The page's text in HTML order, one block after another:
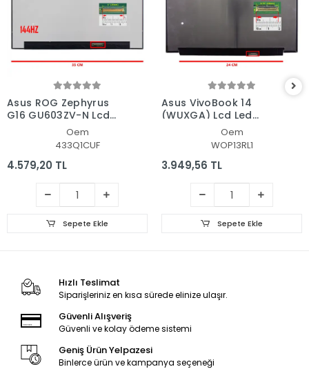
Asus ROG Zephyrus
G16 GU603ZV-N Lcd
Led Ekran - Panel
Oem
433Q1CUF
4.579,20 TL
Sepete Ekle
Asus VivoBook 14
(WUXGA) Lcd Led
Ekran - PanelOem
WOP13RL1
3.949,56 TL
Sepete Ekle
Hızlı Teslimat
Siparişleriniz en kısa sürede elinize ulaşır.
Güvenli Alışveriş
Güvenli ve kolay ödeme sistemi
Geniş Ürün Yelpazesi
Binlerce ürün ve kampanya seçeneği